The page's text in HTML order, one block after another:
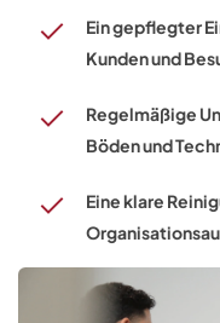
Ein gepflegter
Kunden und
Regelmäßige
Böden und
Eine klare